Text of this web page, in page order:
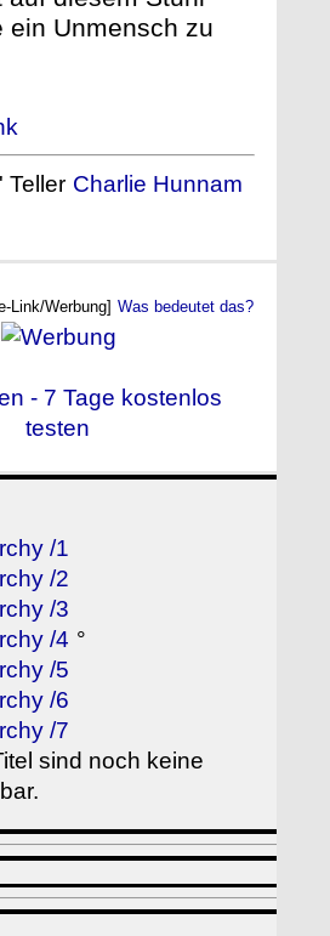
ein Unmensch zu
Teller Charlie Hunnam
Link/Werbung] Was bedeutet das?
- 7 Tage kostenlos
testen
/1
/2
/3
/4 °
/5
/6
/7
sind noch keine